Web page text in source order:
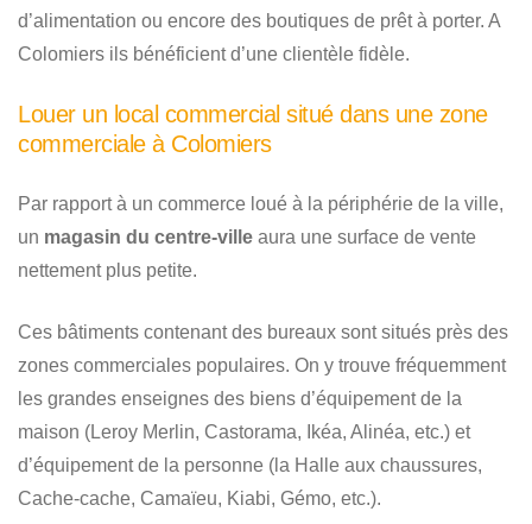
d’alimentation ou encore des boutiques de prêt à porter. A
Colomiers ils bénéficient d’une clientèle fidèle.
Louer un local commercial situé dans une zone
commerciale à Colomiers
Par rapport à un commerce loué à la périphérie de la ville,
un magasin du centre-ville aura une surface de vente
nettement plus petite.
Ces bâtiments contenant des bureaux sont situés près des
zones commerciales populaires. On y trouve fréquemment
les grandes enseignes des biens d’équipement de la
maison (Leroy Merlin, Castorama, Ikéa, Alinéa, etc.) et
d’équipement de la personne (la Halle aux chaussures,
Cache-cache, Camaïeu, Kiabi, Gémo, etc.).